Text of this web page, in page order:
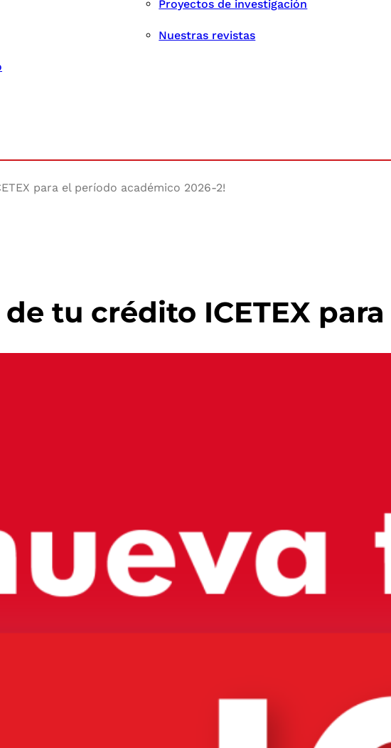
Proyectos de investigación
Nuestras revistas
para el período académico 2026-2!
tu crédito ICETEX